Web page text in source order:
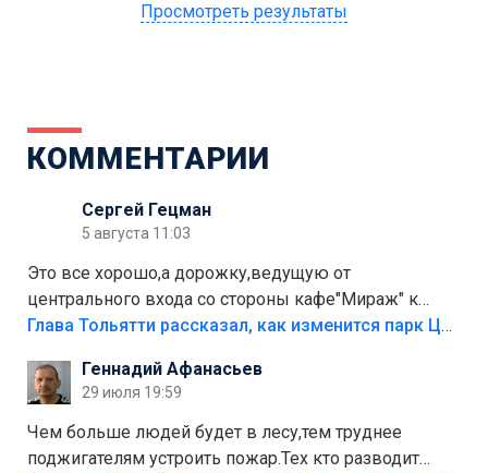
Просмотреть результаты
КОММЕНТАРИИ
Сергей Гецман
5 августа 11:03
Это все хорошо,а дорожку,ведущую от
центрального входа со стороны кафе"Мираж" к
аттракционам слабо доделать?А то бордюры
лежала в парке и испортилась.Да еще,видимо,часть
украли.
Глава Тольятти рассказал, как изменится парк Центрального района
Геннадий Афанасьев
29 июля 19:59
Чем больше людей будет в лесу,тем труднее
поджигателям устроить пожар.Тех кто разводит